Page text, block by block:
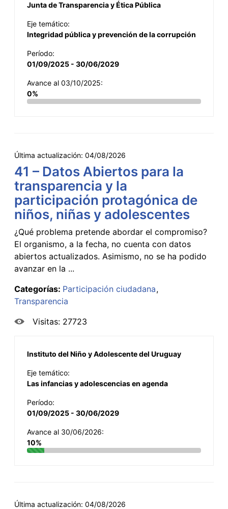
Junta de Transparencia y Ética Pública
Eje temático:
Integridad pública y prevención de la corrupción
Período:
01/09/2025 - 30/06/2029
Avance al 03/10/2025:
0%
Última actualización: 04/08/2026
41 – Datos Abiertos para la
transparencia y la
participación protagónica de
niños, niñas y adolescentes
¿Qué problema pretende abordar el compromiso?
El organismo, a la fecha, no cuenta con datos
abiertos actualizados. Asimismo, no se ha podido
avanzar en la ...
Categorías: Participación ciudadana
Transparencia
Visitas: 27723
Instituto del Niño y Adolescente del Uruguay
Eje temático:
Las infancias y adolescencias en agenda
Período:
01/09/2025 - 30/06/2029
Avance al 30/06/2026:
10%
Última actualización: 04/08/2026